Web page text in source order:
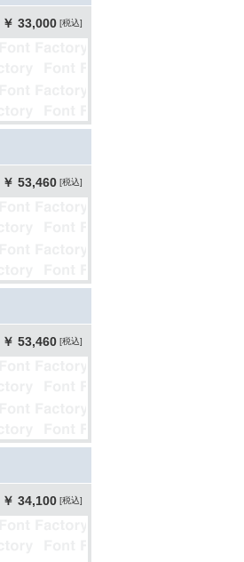
￥ 33,000 [税込]
￥ 53,460 [税込]
￥ 53,460 [税込]
￥ 34,100 [税込]